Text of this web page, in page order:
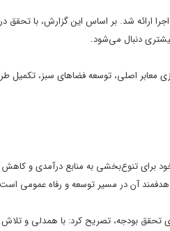
ارائه شد. بر اساس این گزارش، با تحقق
دنبال می‌شود.
معابر اصلی، توسعه فضاهای سبز،
برای تنوع‌بخشی به منابع درآمدی و کاهش
هدفمند آن در مسیر توسعه و رفاه عمومی
تحقق بودجه، تصریح کرد: با همدلی و